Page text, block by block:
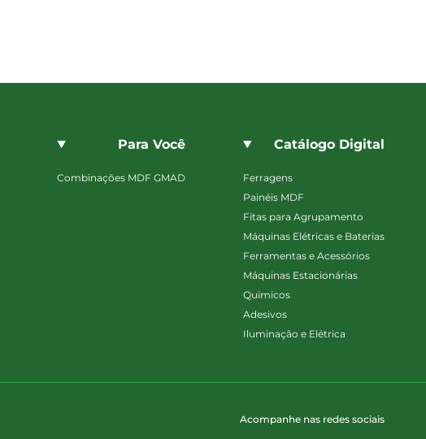
Para Você
Combinações MDF GMAD
Catálogo Digital
Ferragens
Painéis MDF
Fitas para Agrupamento
Máquinas Elétricas e Baterias
Ferramentas e Acessórios
Máquinas Estacionárias
Quimicos
Adesivos
Iluminação e Elétrica
Acompanhe nas redes sociais